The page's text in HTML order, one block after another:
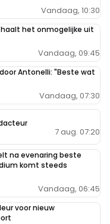
Vandaag, 10:30
het onmogelijke uit
Vandaag, 09:45
Antonelli: "Beste wat
Vandaag, 07:30
7 aug. 07:20
na evenaring beste
komt steeds
Vandaag, 06:45
voor nieuw